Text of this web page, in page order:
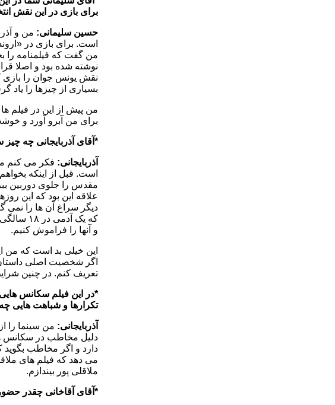
برای بازی در این نقش
حسین سلیمانی: من و
است. برای بازی در
من گفت که فیلمنامه را
نوشته شده بود و اصلا
نقش یونس جوان را بازی
بسیاری از چیزها را یاد
من پیش از این در فیلم
برای من آبرو آورد و
*آقای آذربایجانی چه
آذربایجانی: فکر می کنم
مقدس را جلوی دوربین
دیگر سراغ آن ها را نمی
که یک
و آنها را فراموش کنیم.
این خیلی بد است که من
اگر شخصیت اصلی
تعریف کنم. در چنین
*در این فیلم سکانس
تکرارها و شباهت هایی
آذربایجانی: من سینما را
دلیل مخاطب در سکانس
دارد و اگر مخاطب بگوید
می دهد که فیلم های
ملاقلی پور بیندازم.
*آقای آقاخانی چقدر